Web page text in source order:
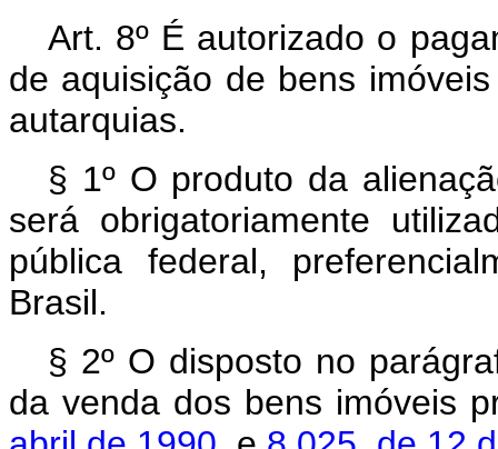
Art. 8º É autorizado o
de aquisição de bens
autarquias.
§ 1º O produto da
será obrigatoriamente
pública federal,
Brasil.
§ 2º O disposto no
da venda dos bens imóveis